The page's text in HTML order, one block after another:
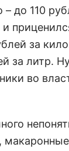
до 110
за
за литр.
во